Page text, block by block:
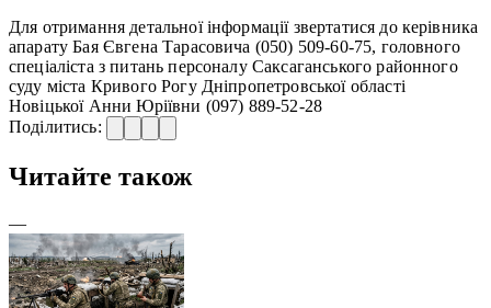
Для отримання детальної інформації звертатися до керівника
апарату Бая Євгена Тарасовича (050) 509-60-75, головного
спеціаліста з питань персоналу Саксаганського районного
суду міста Кривого Рогу Дніпропетровської області
Новіцької Анни Юріївни (097) 889-52-28
Поділитись:
Читайте також
—